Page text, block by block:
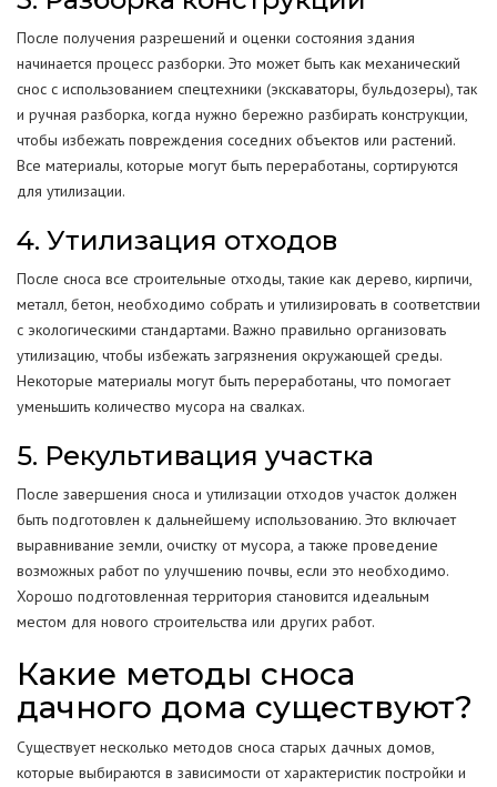
После получения разрешений и оценки состояния здания
начинается процесс разборки. Это может быть как механический
снос с использованием спецтехники (экскаваторы, бульдозеры), так
и ручная разборка, когда нужно бережно разбирать конструкции,
чтобы избежать повреждения соседних объектов или растений.
Все материалы, которые могут быть переработаны, сортируются
для утилизации.
4. Утилизация отходов
После сноса все строительные отходы, такие как дерево, кирпичи,
металл, бетон, необходимо собрать и утилизировать в соответствии
с экологическими стандартами. Важно правильно организовать
утилизацию, чтобы избежать загрязнения окружающей среды.
Некоторые материалы могут быть переработаны, что помогает
уменьшить количество мусора на свалках.
5. Рекультивация участка
После завершения сноса и утилизации отходов участок должен
быть подготовлен к дальнейшему использованию. Это включает
выравнивание земли, очистку от мусора, а также проведение
возможных работ по улучшению почвы, если это необходимо.
Хорошо подготовленная территория становится идеальным
местом для нового строительства или других работ.
Какие методы сноса
дачного дома существуют?
Существует несколько методов сноса старых дачных домов,
которые выбираются в зависимости от характеристик постройки и